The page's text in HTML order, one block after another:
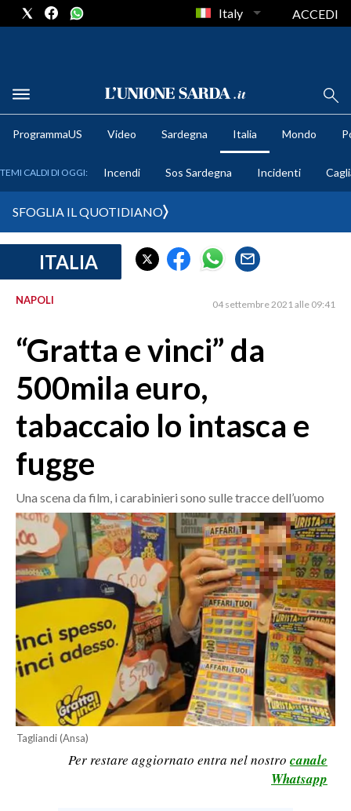
METEO
CRONACA SARDEGNA
SULCIS IGLESIENTE
MEDIO CAMPIDANO
ORISTANO E PROVINCIA
GALLURA
NUORO E PROVINCIA
OGLIASTRA
AGENDA
CRONACA
ITALIA
MONDO
POLITICA
ECONOMIA
SERVIZI ALLE IMPRESE
LAVORO
Italy ACCEDI
ProgrammaUS Video Sardegna Italia Mondo
TEMI CALDI DI OGGI: Incendi Sos Sardegna Incidenti
SFOGLIA IL QUOTIDIANO
ITALIA
NAPOLI 04 settembre 2021 alle 09:41
“Gratta e vinci” da
500mila euro,
tabaccaio lo intasca e
fugge
Una scena da film, i carabinieri sono sulle tracce dell’uomo
Tagliandi (Ansa)
Per restare aggiornato entra nel nostro canale
Whatsapp